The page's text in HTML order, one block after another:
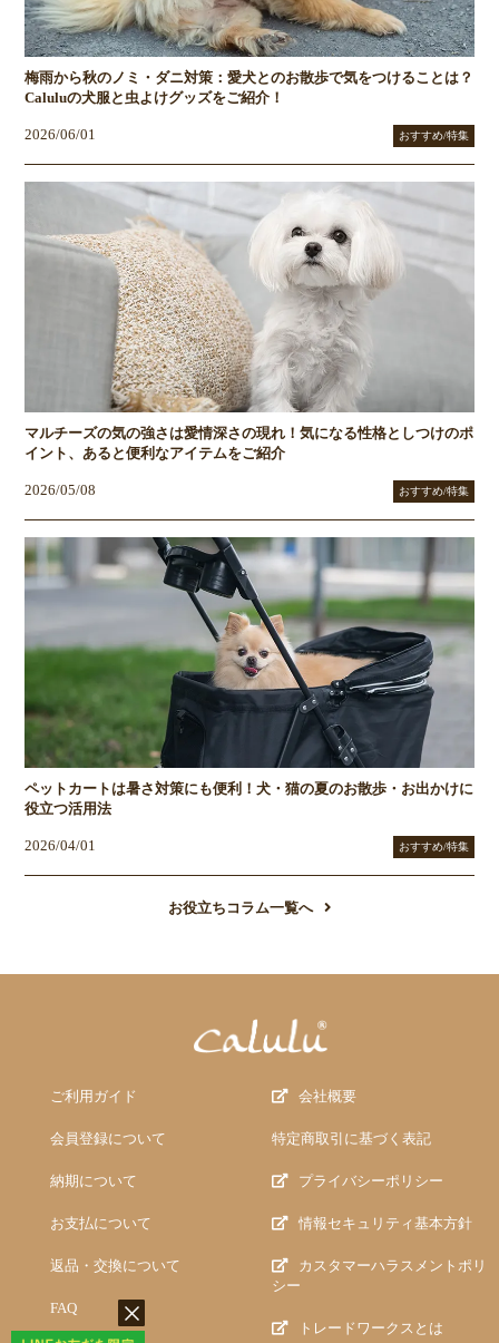
梅雨から秋のノミ・ダニ対策：愛犬とのお散歩で気をつけることは？
Caluluの犬服と虫よけグッズをご紹介！
2026/06/01 おすすめ/特集
マルチーズの気の強さは愛情深さの現れ！気になる性格としつけのポ
イント、あると便利なアイテムをご紹介
2026/05/08 おすすめ/特集
ペットカートは暑さ対策にも便利！犬・猫の夏のお散歩・お出かけに
役立つ活用法
2026/04/01 おすすめ/特集
お役立ちコラム一覧へ
ご利用ガイド
会員登録について
納期について
お支払について
返品・交換について
FAQ
会社概要
特定商取引に基づく表記
プライバシーポリシー
情報セキュリティ基本方針
カスタマーハラスメントポリ
シー
トレードワークスとは